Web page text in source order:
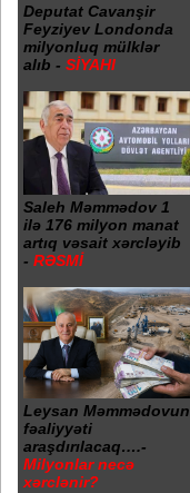
Deputat Cavanşir
Feyziyev Londonda
milyonluq mülklər
alıb - SİYAHI
Saleh Məmmədov 1
ilə 176 milyon manat
artıq vəsait xərcləyib
- RƏSMİ
Leysan Məmmədovun
fəaliyyəti
araşdırılacaq….-
Milyonlar necə
xərclənir?